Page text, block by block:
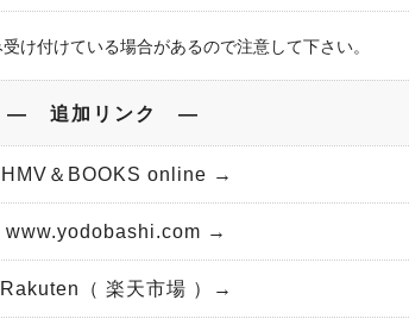
け付けている場合があるので注意して下さい。
― 追加リンク ―
＆BOOKS online →
→
（ 楽天市場 ）→